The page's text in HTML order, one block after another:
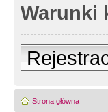
Warunki
Strona główna